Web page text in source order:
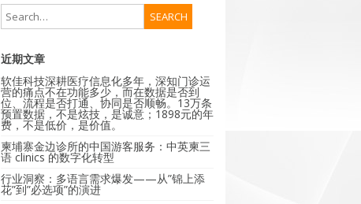
近期文章
软佳科技深耕医疗信息化多年，深知门诊运
营的痛点不在功能多少，而在数据是否到
位、流程是否打通、协同是否顺畅。13万条
预置数据，不是炫技，是诚意；1898元的年
费，不是低价，是价值。
柬埔寨金边诊所的中国游客服务：中英柬三
语 clinics 的数字化转型
行业洞察：多语言需求爆发——从”锦上添
花”到”必选项”的演进